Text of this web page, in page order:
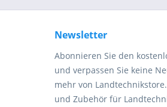
Newsletter
Abonnieren Sie den
und verpassen Sie keine
mehr von
und Zubehör für